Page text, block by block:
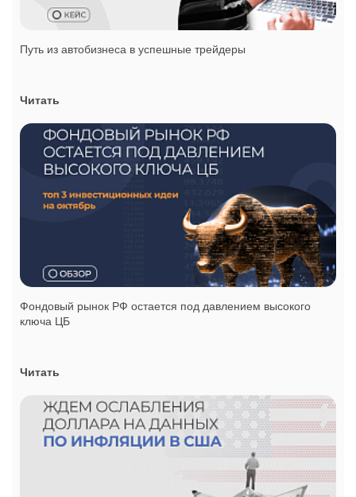
Путь из автобизнеса в успешные трейдеры
Читать
Фондовый рынок РФ остается под давлением высокого
ключа ЦБ
Читать